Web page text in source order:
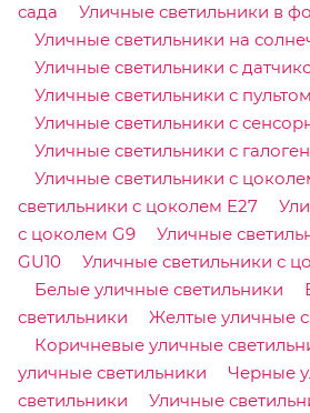
сада
Уличные светильники в
Уличные светильники на
Уличные светильники с
Уличные светильники с
Уличные светильники с
Уличные светильники с
Уличные светильники с
светильники с цоколем E27
с цоколем G9
Уличные
GU10
Уличные светильники с
Белые уличные светильники
светильники
Желтые уличные
Коричневые уличные
уличные светильники
Черные
светильники
Уличные